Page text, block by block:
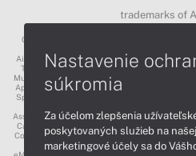
trademarks of
3D Touch®, .Mac℠, ACOT2℠, ACOT℠ (Apple
Camp℠, AirDrop®, AirMac®, AirPlay Logo™,
Express®, AirPort Extreme®, AirPort Time
AirTunes™, Animoji®, Aperture®, App Nap®,
Trainer℠, Apple Cinema Display®, Apple
Music®, Apple News®, Apple Pay®, Apple
Apple Studio Display™, Apple TV®, Apple
Sport™, Apple Watch®, Apple®, Apple®,
AppleScript®, AppleShare®, AppleTalk®,
AssistiveTouch®, Back to My Mac®, Bonjour
Carbon®, CareKit®, CarPlay®, Cinema Tools™,
ColorSync logo®, ColorSync®, Complete My
Digital Crown®, DVD Studio Pro®,
eMac™, EtherTalk™, Exposé®, Face ID®,
Nastavenie
súkromia
Za účelom zlepšenia
poskytovaných služieb na
marketingové účely sa do